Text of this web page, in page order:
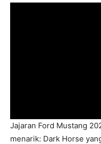
Jajaran Ford Mustang
menarik: Dark Horse